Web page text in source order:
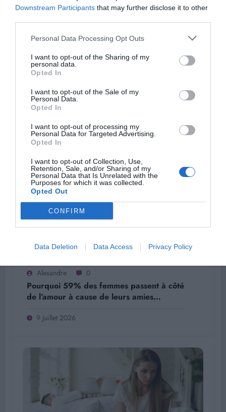
Downstream Participants that may further disclose it to other
Personal Data Processing Opt Outs
I want to opt-out of the Sharing of my
personal data.
Opted In
I want to opt-out of the Sale of my
Personal Data.
Opted In
I want to opt-out of processing my
Personal Data for Targeted Advertising.
Opted In
I want to opt-out of Collection, Use,
Retention, Sale, and/or Sharing of my
Personal Data that Is Unrelated with the
Purposes for which it was collected.
Opted Out
CONFIRM
Data Deletion Data Access Privacy Policy
Alexandre
Les sticks solaires nomades révolutionnent
votre protection solaire au quotidien
3 Août 2026
Alexandre 0
Pourquoi 59% des femmes passent à côté
de l’amour à cause de leurs amies…
9 Juillet 2026